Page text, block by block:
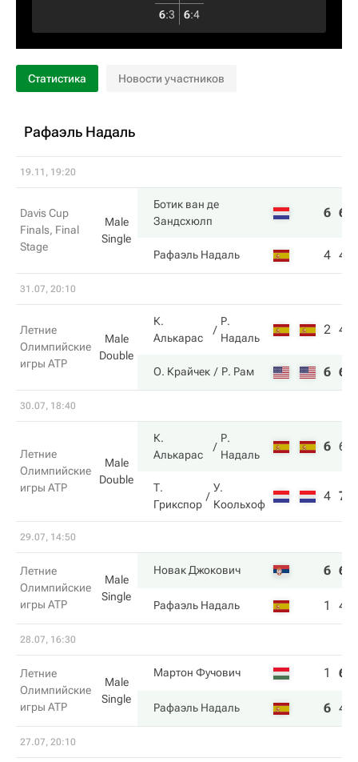
6:3 6:4
Статистика Новости участников
Рафаэль Надаль
19.11, 19:20
Davis Cup
Finals, Final
Stage
Male
Single
Ботик ван де
Зандсхюлп
6 6
Рафаэль Надаль 4 4
31.07, 20:10
Летние
Олимпийские
игры ATP
Male
Double
К.
Алькарас
Р.
Надаль
2 4
О. Крайчек Р. Рам 6 6
30.07, 18:40
Летние
Олимпийские
игры ATP
Male
Double
К.
Алькарас
Р.
Надаль
6 6
Т.
Грикспор
У.
Коольхоф
4 7
29.07, 14:50
Летние
Олимпийские
игры ATP
Male
Single
Новак Джокович 6 6
Рафаэль Надаль 1 4
28.07, 16:30
Летние
Олимпийские
игры ATP
Male
Single
Мартон Фучович 1 6
Рафаэль Надаль 6 4
27.07, 20:10